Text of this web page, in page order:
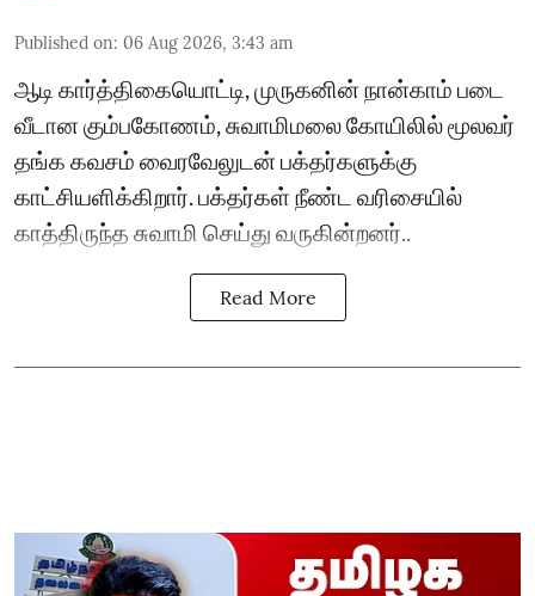
Published on: 06 Aug 2026, 3:43 am
ஆடி கார்த்திகையொட்டி, முருகனின் நான்காம் படை
வீடான கும்பகோணம், சுவாமிமலை கோயிலில் மூலவர்
தங்க கவசம் வைரவேலுடன் பக்தர்களுக்கு
காட்சியளிக்கிறார். பக்தர்கள் நீண்ட வரிசையில்
காத்திருந்த சுவாமி செய்து வருகின்றனர்..
Read More